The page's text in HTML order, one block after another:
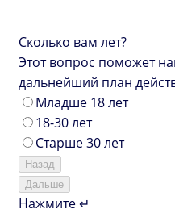
Сколько вам лет?
Этот вопрос поможет
дальнейший план
Младше 18 лет
18-30 лет
Старше 30 лет
Назад
Дальше
Нажмите ↵